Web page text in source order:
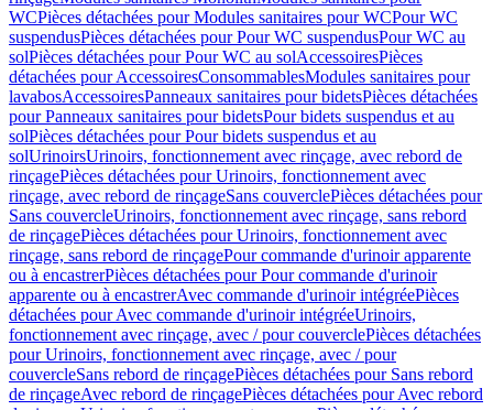
WCPièces détachées pour Modules sanitaires pour WCPour WC
suspendusPièces détachées pour Pour WC suspendusPour WC au
solPièces détachées pour Pour WC au solAccessoiresPièces
détachées pour AccessoiresConsommablesModules sanitaires pour
lavabosAccessoiresPanneaux sanitaires pour bidetsPièces détachées
pour Panneaux sanitaires pour bidetsPour bidets suspendus et au
solPièces détachées pour Pour bidets suspendus et au
solUrinoirsUrinoirs, fonctionnement avec rinçage, avec rebord de
rinçagePièces détachées pour Urinoirs, fonctionnement avec
rinçage, avec rebord de rinçageSans couverclePièces détachées pour
Sans couvercleUrinoirs, fonctionnement avec rinçage, sans rebord
de rinçagePièces détachées pour Urinoirs, fonctionnement avec
rinçage, sans rebord de rinçagePour commande d'urinoir apparente
ou à encastrerPièces détachées pour Pour commande d'urinoir
apparente ou à encastrerAvec commande d'urinoir intégréePièces
détachées pour Avec commande d'urinoir intégréeUrinoirs,
fonctionnement avec rinçage, avec / pour couverclePièces détachées
pour Urinoirs, fonctionnement avec rinçage, avec / pour
couvercleSans rebord de rinçagePièces détachées pour Sans rebord
de rinçageAvec rebord de rinçagePièces détachées pour Avec rebord